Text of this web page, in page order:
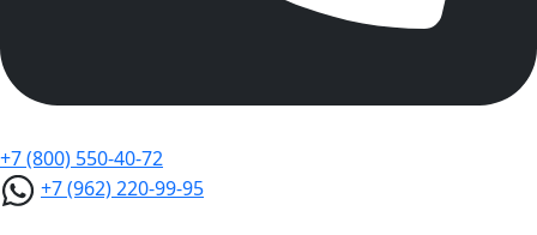
+7 (800) 550-40-72
+7 (962) 220-99-95